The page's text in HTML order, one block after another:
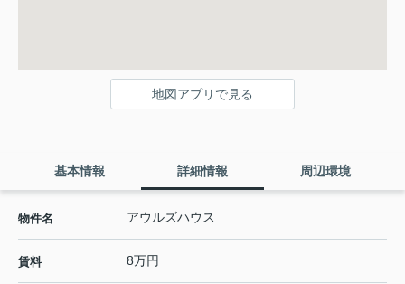
地図アプリで見る
基本情報 詳細情報 周辺環境
物件名 アウルズハウス
賃料 8万円